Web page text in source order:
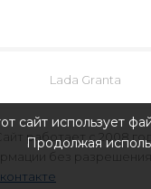
Lada Granta
работает с 2008
без разрешения
сайт использует
Продолжая